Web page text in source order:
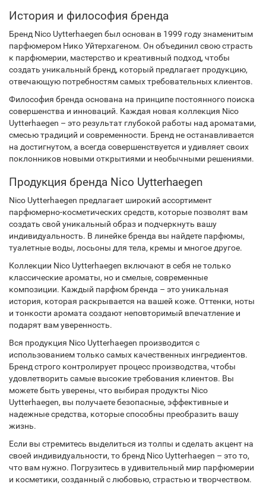
История и философия бренда
Бренд Nico Uytterhaegen был основан в 1999 году знаменитым
парфюмером Нико Уйтерхагеном. Он объединил свою страсть
к парфюмерии, мастерство и креативный подход, чтобы
создать уникальный бренд, который предлагает продукцию,
отвечающую потребностям самых требовательных клиентов.
Философия бренда основана на принципе постоянного поиска
совершенства и инноваций. Каждая новая коллекция Nico
Uytterhaegen – это результат глубокой работы над ароматами,
смесью традиций и современности. Бренд не останавливается
на достигнутом, а всегда совершенствуется и удивляет своих
поклонников новыми открытиями и необычными решениями.
Продукция бренда Nico Uytterhaegen
Nico Uytterhaegen предлагает широкий ассортимент
парфюмерно-косметических средств, которые позволят вам
создать свой уникальный образ и подчеркнуть вашу
индивидуальность. В линейке бренда вы найдете парфюмы,
туалетные воды, лосьоны для тела, кремы и многое другое.
Коллекции Nico Uytterhaegen включают в себя не только
классические ароматы, но и смелые, современные
композиции. Каждый парфюм бренда – это уникальная
история, которая раскрывается на вашей коже. Оттенки, ноты
и тонкости аромата создают неповторимый впечатление и
подарят вам уверенность.
Вся продукция Nico Uytterhaegen производится с
использованием только самых качественных ингредиентов.
Бренд строго контролирует процесс производства, чтобы
удовлетворить самые высокие требования клиентов. Вы
можете быть уверены, что выбирая продукты Nico
Uytterhaegen, вы получаете безопасные, эффективные и
надежные средства, которые способны преобразить вашу
жизнь.
Если вы стремитесь выделиться из толпы и сделать акцент на
своей индивидуальности, то бренд Nico Uytterhaegen – это то,
что вам нужно. Погрузитесь в удивительный мир парфюмерии
и косметики, созданный с любовью, страстью и творчеством.